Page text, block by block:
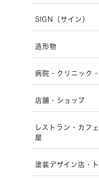
SIGN（サイン）
造形物
病院・クリニック
店舗・ショップ
レストラン・カフ
屋
塗装デザイン店・